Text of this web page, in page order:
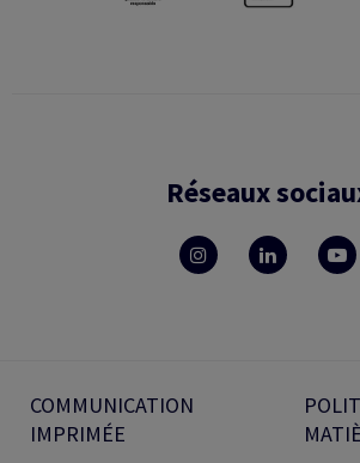
Réseaux
COMMUNICATION
IMPRIMÉE